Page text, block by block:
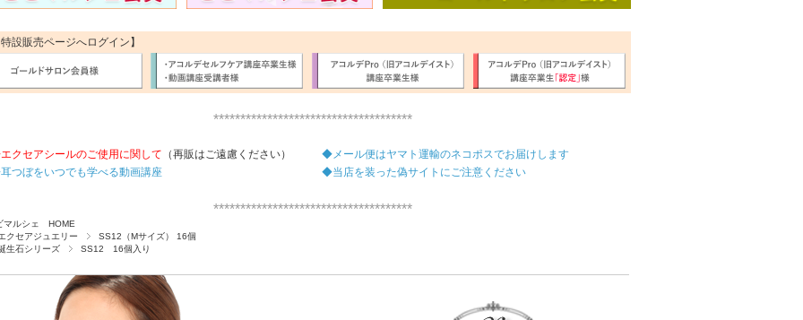
設販売ページへログイン】
*************************************
クセアシールのご使用に関して （再販はご遠慮ください）
◆メール便はヤマト運輸のネコポスでお届けします
つぼをいつでも学べる動画講座
◆当店を装った偽サイトにご注意ください
*************************************
マルシェ HOME
クセアジュエリー
SS12（Mサイズ） 16個
生石シリーズ
SS12 16個入り